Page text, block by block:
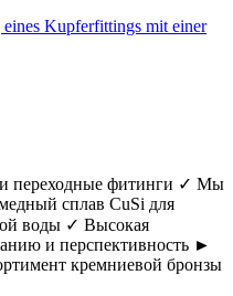
и переходные фитинги ✓ Мы
сплав CuSi для
воды ✓ Высокая
и перспективность ►
кремниевой бронзы